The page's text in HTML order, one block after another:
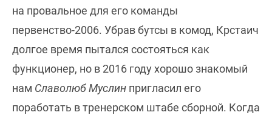
на провальное для его команды
первенство-2006. Убрав бутсы в комод, Крстаич
долгое время пытался состояться как
функционер, но в 2016 году хорошо знакомый
нам Славолюб Муслин пригласил его
поработать в тренерском штабе сборной. Когда